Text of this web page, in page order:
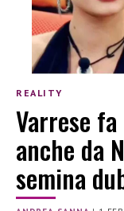
REALITY
Varrese
anche da
semina